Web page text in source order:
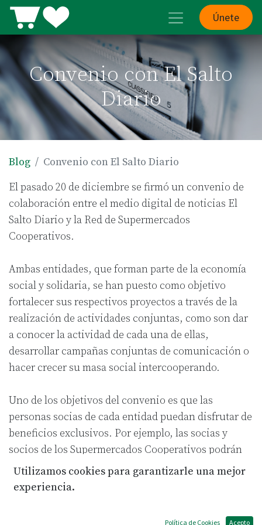
Únete
Convenio con El Salto
Diario
Blog
Convenio con El Salto Diario
El pasado 20 de diciembre se firmó un convenio de
colaboración entre el medio digital de noticias El
Salto Diario y la Red de Supermercados
Cooperativos.
Ambas entidades, que forman parte de la economía
social y solidaria, se han puesto como objetivo
fortalecer sus respectivos proyectos a través de la
realización de actividades conjuntas, como son dar
a conocer la actividad de cada una de ellas,
desarrollar campañas conjuntas de comunicación o
hacer crecer su masa social intercooperando.
Uno de los objetivos del convenio es que las
personas socias de cada entidad puedan disfrutar de
beneficios exclusivos. Por ejemplo, las socias y
socios de los Supermercados Cooperativos podrán
obtener descuentos en la tienda de El Salto, y por su
parte, las socias de El Salto podrán comprar a precio
necesidad de aportar el capital social obligatorio.
Utilizamos cookies para garantizarle una mejor
experiencia.
Política de Cookies Acepto